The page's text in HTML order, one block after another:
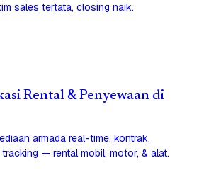
sales tertata, closing naik.
Rental & Penyewaan di
armada real-time, kontrak,
tracking — rental mobil, motor, & alat.